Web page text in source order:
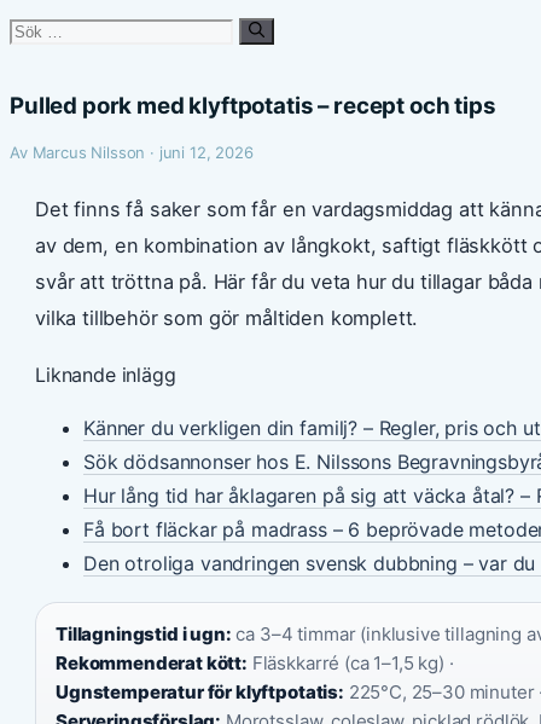
Sök
Pulled pork med klyftpotatis – recept och tips
Av Marcus Nilsson · juni 12, 2026
Det finns få saker som får en vardagsmiddag att
av dem, en kombination av långkokt, saftigt
svår att tröttna på. Här får du veta hur du tillagar
vilka tillbehör som gör måltiden komplett.
Liknande inlägg
Känner du verkligen din familj? – Regler, pris och
Sök dödsannonser hos E. Nilssons
Hur lång tid har åklagaren på sig att väcka åtal? –
Få bort fläckar på madrass – 6 beprövade
Den otroliga vandringen svensk dubbning – var
Tillagningstid i ugn: ca 3–4 timmar (inklusive tillagning
Rekommenderat kött: Fläskkarré (ca 1–1,5 kg) ·
Ugnstemperatur för klyftpotatis: 225°C, 25–30 minuter